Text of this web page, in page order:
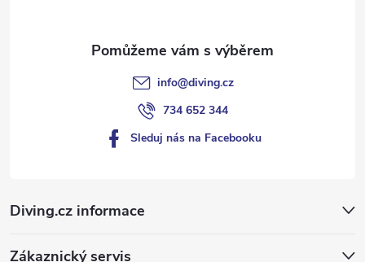
Diving.cz informace
Zákaznický servis
info@diving.cz
734 652 344
Sleduj nás na Facebooku